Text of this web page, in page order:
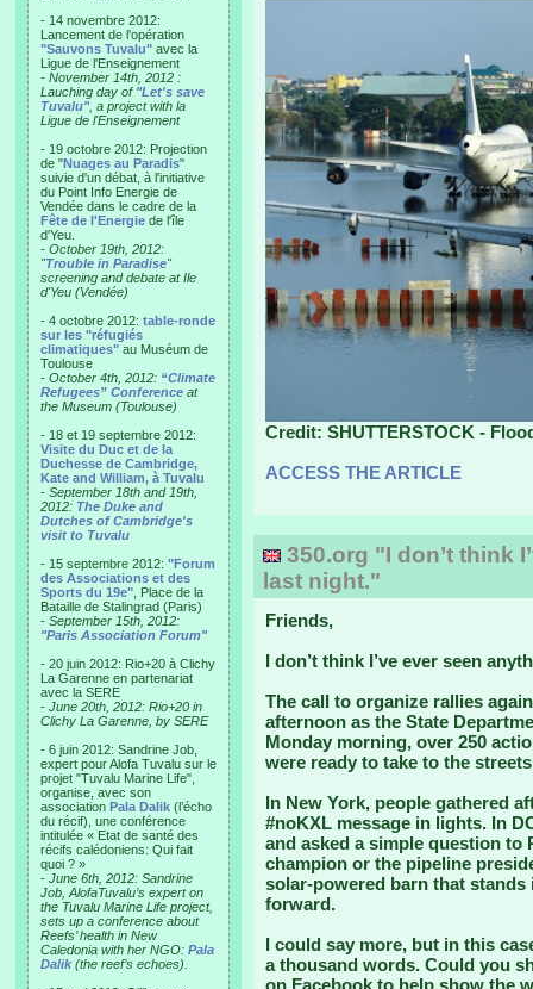
- 14 novembre 2012:
Lancement de l'opération
"Sauvons Tuvalu" avec la
Ligue de l'Enseignement
- November 14th, 2012 :
Lauching day of "Let's save
Tuvalu", a project with la
Ligue de l'Enseignement
- 19 octobre 2012: Projection
de "Nuages au Paradis"
suivie d'un débat, à l'initiative
du Point Info Energie de
Vendée dans le cadre de la
Fête de l'Energie de l'île
d'Yeu.
- October 19th, 2012:
"Trouble in Paradise"
screening and debate at Ile
d'Yeu (Vendée)
- 4 octobre 2012: table-ronde
sur les "réfugiés
climatiques" au Muséum de
Toulouse
- October 4th, 2012: “Climate
Refugees” Conference at
the Museum (Toulouse)
- 18 et 19 septembre 2012:
Visite du Duc et de la
Duchesse de Cambridge,
Kate and William, à Tuvalu
- September 18th and 19th,
2012: The Duke and
Dutches of Cambridge's
visit to Tuvalu
- 15 septembre 2012: "Forum
des Associations et des
Sports du 19e" , Place de la
Bataille de Stalingrad (Paris)
- September 15th, 2012:
"Paris Association Forum"
- 20 juin 2012: Rio+20 à Clichy
La Garenne en partenariat
avec la SERE
- June 20th, 2012: Rio+20 in
Clichy La Garenne, by SERE
- 6 juin 2012: Sandrine Job,
expert pour Alofa Tuvalu sur le
projet "Tuvalu Marine Life",
organise, avec son
association Pala Dalik (l’écho
du récif), une conférence
intitulée « Etat de santé des
récifs calédoniens: Qui fait
quoi ? »
- June 6th, 2012: Sandrine
Job, AlofaTuvalu’s expert on
the Tuvalu Marine Life project,
sets up a conference about
Reefs’ health in New
Caledonia with her NGO: Pala
Dalik (the reef’s echoes).
Credit: SHUTTERSTOCK -
ACCESS THE ARTICLE
350.org "I don’t think
last night."
Friends,
I don’t think I’ve ever seen
The call to organize rallies
afternoon as the State
Monday morning, over 250
were ready to take to the
In New York, people gathered
#noKXL message in lights. In
and asked a simple question to
champion or the pipeline
solar-powered barn that
forward.
I could say more, but in this
a thousand words. Could you
on Facebook to help show the